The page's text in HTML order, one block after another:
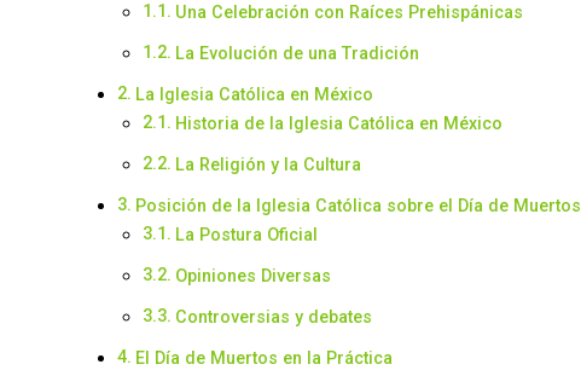
Una Celebración con Raíces Prehispánicas
La Evolución de una Tradición
La Iglesia Católica en México
Historia de la Iglesia Católica en México
La Religión y la Cultura
Posición de la Iglesia Católica sobre el Día de Muertos
La Postura Oficial
Opiniones Diversas
Controversias y debates
El Día de Muertos en la Práctica